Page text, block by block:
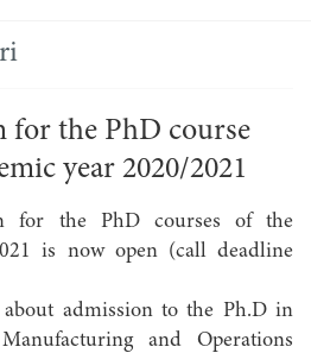
for the PhD course
year 2020/2021
for the PhD courses of the
is now open (call deadline
admission to the Ph.D in
and Operations